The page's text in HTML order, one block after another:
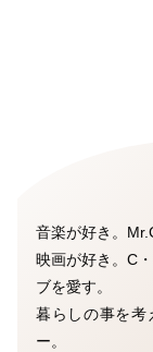
音楽が好き。
映画が好き。C
ブを愛す。
暮らしの事を考
ー。